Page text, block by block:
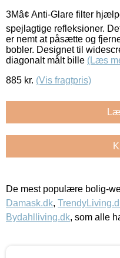
3Mâ¢ Anti-Glare filter
spejlagtige refleksioner.
er nemt at påsætte og
bobler. Designet til
diagonalt målt bille (Læs
885 kr. (Vis fragtpris)
De mest populære bolig-
Damask.dk,
Bydahlliving.dk, som alle